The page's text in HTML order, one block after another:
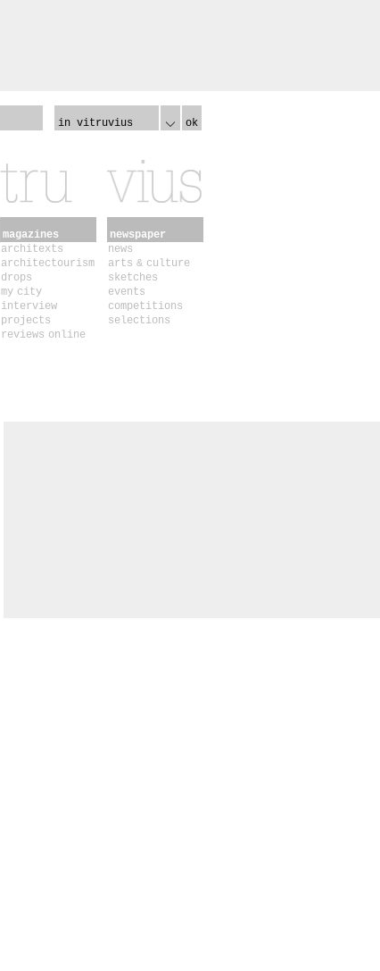
in vitruvius ok
magazines
architexts
architectourism
drops
my city
interview
projects
reviews online
newspaper
news
arts & culture
sketches
events
competitions
selections